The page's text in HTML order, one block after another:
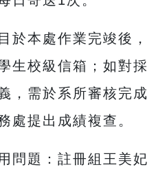
於本處作業完竣後，
生校級信箱；如對採
，需於系所審核完成
處提出成績複查。
問題：註冊組王美妃